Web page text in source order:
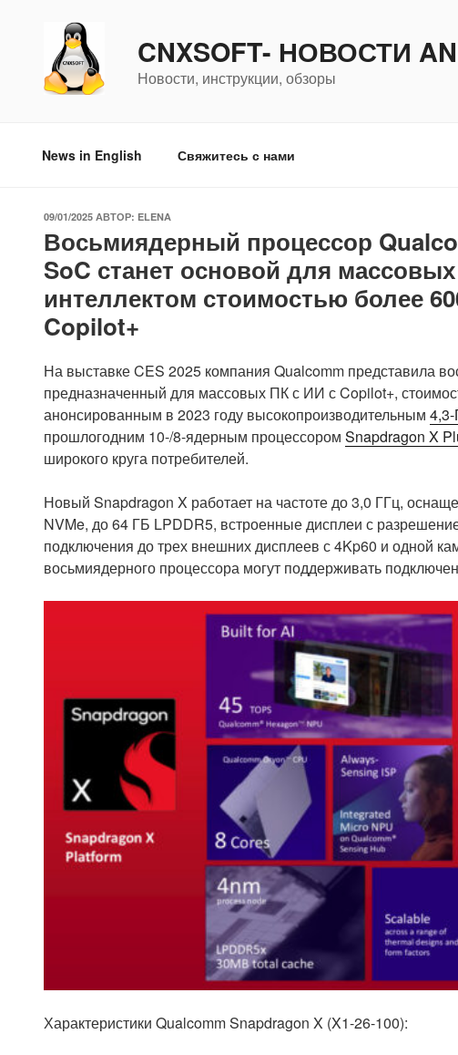
содержимому
CNXSOFT- НОВОСТИ
Новости, инструкции, обзоры
News in English Свяжитесь с нами
ОПУБЛИКОВАНО
09/01/2025 АВТОР: ELENA
Восьмиядерный процессор
SoC станет основой для
интеллектом стоимостью более
Copilot+
На выставке CES 2025 компания Qualcomm представила
предназначенный для массовых ПК с ИИ с Copilot+,
анонсированным в 2023 году высокопроизводительным
прошлогодним 10-/8-ядерным процессором Snapdragon X
широкого круга потребителей.
Новый Snapdragon X работает на частоте до 3,0 ГГц,
NVMe, до 64 ГБ LPDDR5, встроенные дисплеи с
подключения до трех внешних дисплеев с 4Kp60 и одной
восьмиядерного процессора могут поддерживать
Характеристики Qualcomm Snapdragon X (X1-26-100):